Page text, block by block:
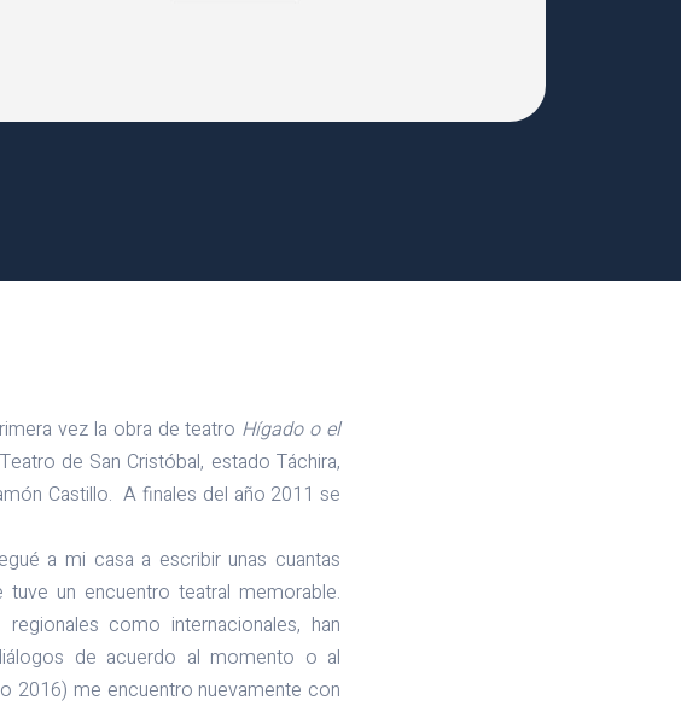
vez la obra de teatro Hígado o el
de San Cristóbal, estado Táchira,
Castillo. A finales del año 2011 se
a mi casa a escribir unas cuantas
un encuentro teatral memorable.
como internacionales, han
de acuerdo al momento o al
2016) me encuentro nuevamente con